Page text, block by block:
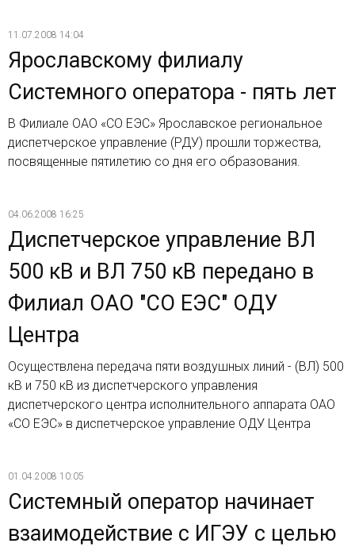
11.07.2008 14:04
Ярославскому филиалу
Системного оператора - пять лет
В Филиале ОАО «СО ЕЭС» Ярославское региональное
диспетчерское управление (РДУ) прошли торжества,
посвященные пятилетию со дня его образования.
04.06.2008 16:25
Диспетчерское управление ВЛ
500 кВ и ВЛ 750 кВ передано в
Филиал ОАО "СО ЕЭС" ОДУ
Центра
Осуществлена передача пяти воздушных линий - (ВЛ) 500
кВ и 750 кВ из диспетчерского управления
диспетчерского центра исполнительного аппарата ОАО
«СО ЕЭС» в диспетчерское управление ОДУ Центра
01.04.2008 10:05
Системный оператор начинает
взаимодействие с ИГЭУ с целью